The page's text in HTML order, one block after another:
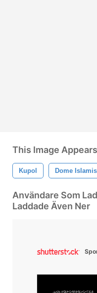
This Image
Kupol Dome
Användare Som
Laddade Även Ner